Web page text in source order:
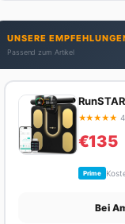
ewigen Suche nach
Stadt. Ihre
Erfahrung – ihre
UNSERE
Passend zum Artikel
★★★★★
€135
Prime
Bei